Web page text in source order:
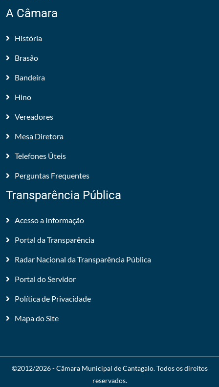
A Câmara
História
Brasão
Bandeira
Hino
Vereadores
Mesa Diretora
Telefones Úteis
Perguntas Frequentes
Transparência Pública
Acesso a Informação
Portal da Transparência
Radar Nacional da Transparência Pública
Portal do Servidor
Política de Privacidade
Mapa do Site
©2012/2026 -Câmara Municipal de Cantagalo. Todos os direitos
reservados.